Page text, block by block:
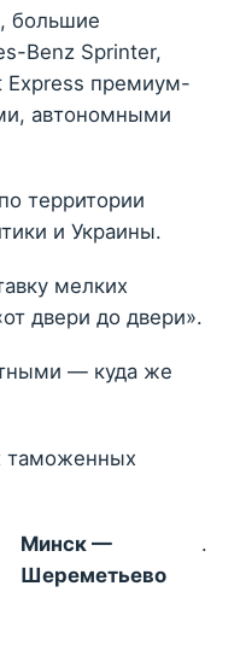
большие
Benz Sprinter,
Express премиум-
автономными
территории
и Украины.
мелких
двери до двери».
— куда же
таможенных
Минск —
Шереметьево
.